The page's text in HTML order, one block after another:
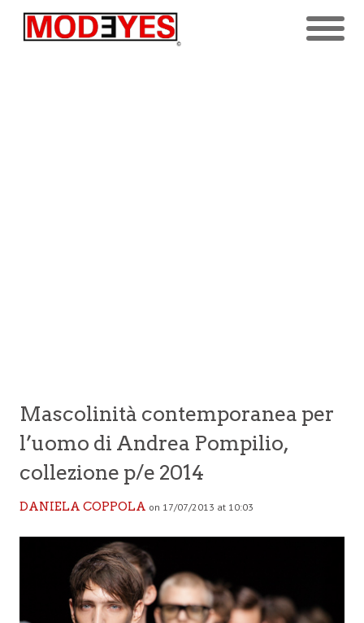
Mascolinità contemporanea per
l’uomo di Andrea Pompilio,
collezione p/e 2014
DANIELA COPPOLA on 17/07/2013 at 10:03